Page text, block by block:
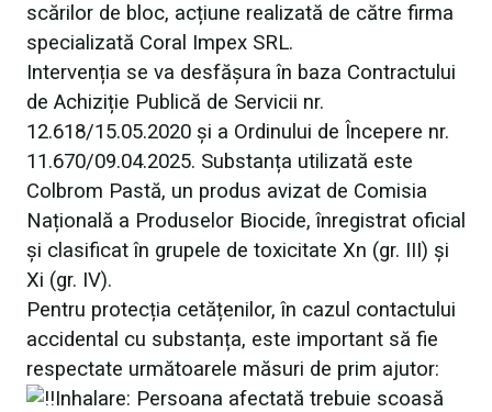
scărilor de bloc, acțiune realizată de către firma
specializată Coral Impex SRL.
Intervenția se va desfășura în baza Contractului
de Achiziție Publică de Servicii nr.
12.618/15.05.2020 și a Ordinului de Începere nr.
11.670/09.04.2025. Substanța utilizată este
Colbrom Pastă, un produs avizat de Comisia
Națională a Produselor Biocide, înregistrat oficial
și clasificat în grupele de toxicitate Xn (gr. III) și
Xi (gr. IV).
Pentru protecția cetățenilor, în cazul contactului
accidental cu substanța, este important să fie
respectate următoarele măsuri de prim ajutor:
Inhalare: Persoana afectată trebuie scoasă